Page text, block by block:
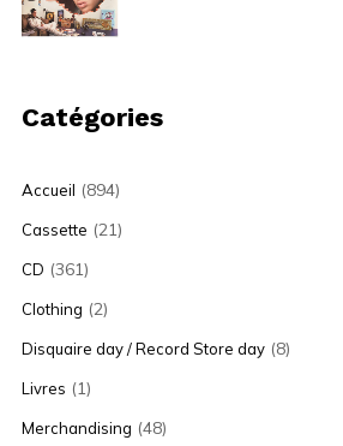
Catégories
Accueil (894)
Cassette (21)
CD (361)
Clothing (2)
Disquaire day / Record Store day (8)
Livres (1)
Merchandising (48)